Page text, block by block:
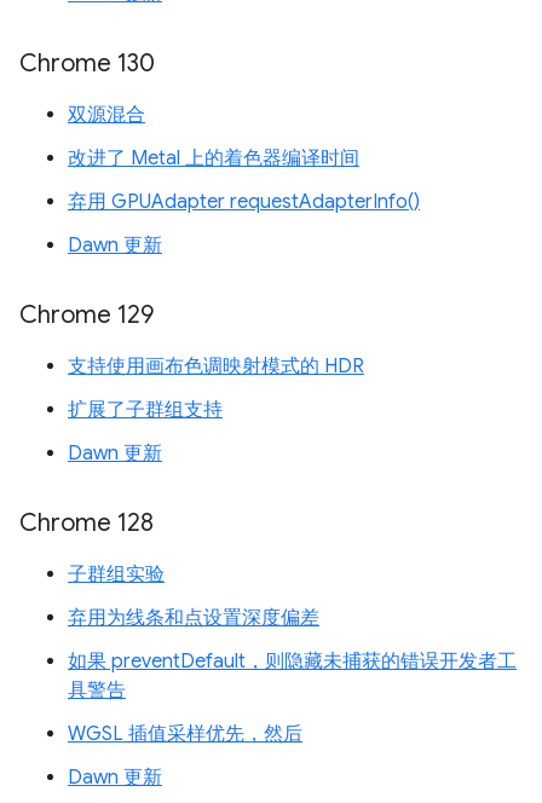
Chrome 130
双源混合
改进了 Metal 上的着色器编译时间
弃用 GPUAdapter requestAdapterInfo()
Dawn 更新
Chrome 129
支持使用画布色调映射模式的 HDR
扩展了子群组支持
Dawn 更新
Chrome 128
子群组实验
弃用为线条和点设置深度偏差
如果 preventDefault，则隐藏未捕获的错误开发者工
具警告
WGSL 插值采样优先，然后
Dawn 更新